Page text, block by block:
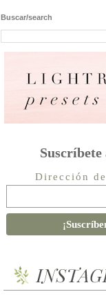
Buscar/search
Dirección